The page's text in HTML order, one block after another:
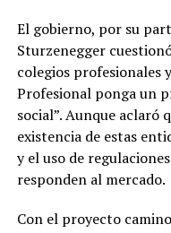
El gobierno, por su
Sturzenegger
colegios profesionales
Profesional ponga un
social”. Aunque aclaró
existencia de estas
y el uso de
responden al mercado.
Con el proyecto